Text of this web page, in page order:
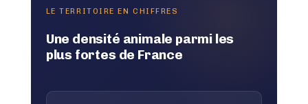
LE TERRITOIRE EN CHIFFRES
Une densité animale parmi les
plus fortes de France